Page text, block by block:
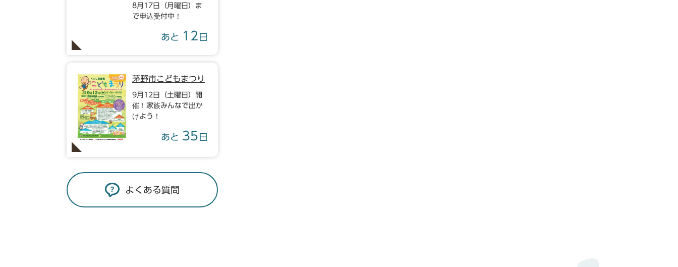
8月17日（月曜日）ま
で申込受付中！
あと 12 日
茅野市こどもまつり
9月12日（土曜日）開
催！家族みんなで出か
けよう！
あと 35 日
よくある質問